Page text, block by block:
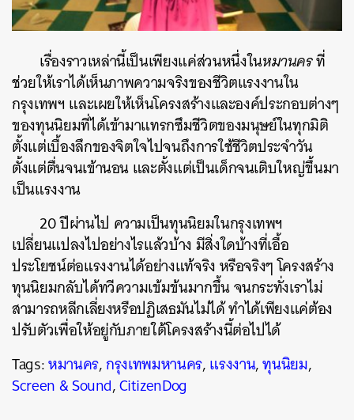
เรื่องราวเหล่านี้เป็นเพียงแค่ส่วนหนึ่งในหมานครที่
ช่วยให้เราได้เห็นภาพความจริงของชีวิตแรงงานใน
กรุงเทพฯ และเผยให้เห็นโครงสร้างและองค์ประกอบต่างๆ
ของทุนนิยมที่ได้เข้ามาแทรกซึมชีวิตของมนุษย์ในทุกมิติ
ตั้งแต่เบื้องลึกของจิตใจไปจนถึงการใช้ชีวิตประจำวัน
ตั้งแต่ตื่นจนเข้านอน และตั้งแต่เป็นเด็กจนเติบใหญ่ขึ้นมา
เป็นแรงงาน
20 ปีผ่านไป ความเป็นทุนนิยมในกรุงเทพฯ
เปลี่ยนแปลงไปอย่างไรแล้วบ้าง มีสิ่งใดบ้างที่เอื้อ
ประโยชน์ต่อแรงงานได้อย่างแท้จริง หรือจริงๆ โครงสร้าง
ทุนนิยมกลับได้ทวีความเข้มข้นมากขึ้น จนกระทั่งเราไม่
สามารถหลีกเลี่ยงหรือปฏิเสธมันไม่ได้ ทำได้เพียงแค่ต้อง
ปรับตัวเพื่อให้อยู่กับภายใต้โครงสร้างนี้ต่อไปได้
Tags:หมานคร,กรุงเทพมหานคร,แรงงาน,ทุนนิยม,
Screen & Sound,CitizenDog